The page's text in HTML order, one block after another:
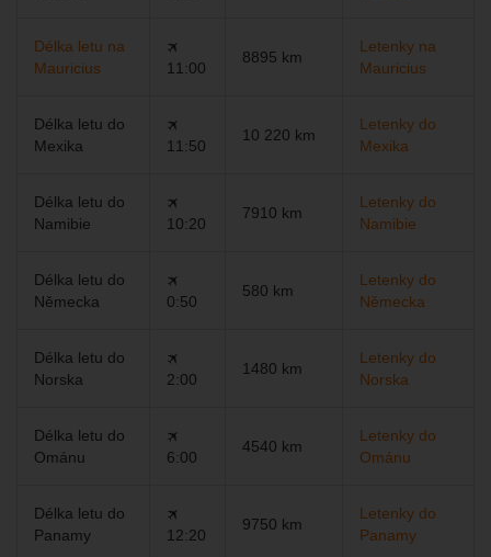
Délka letu na
Mauricius
🛪
11:00
8895 km
Letenky na
Mauricius
Délka letu do
Mexika
🛪
11:50
10 220 km
Letenky do
Mexika
Délka letu do
Namibie
🛪
10:20
7910 km
Letenky do
Namibie
Délka letu do
Německa
🛪
0:50
580 km
Letenky do
Německa
Délka letu do
Norska
🛪
2:00
1480 km
Letenky do
Norska
Délka letu do
Ománu
🛪
6:00
4540 km
Letenky do
Ománu
Délka letu do
Panamy
🛪
12:20
9750 km
Letenky do
Panamy